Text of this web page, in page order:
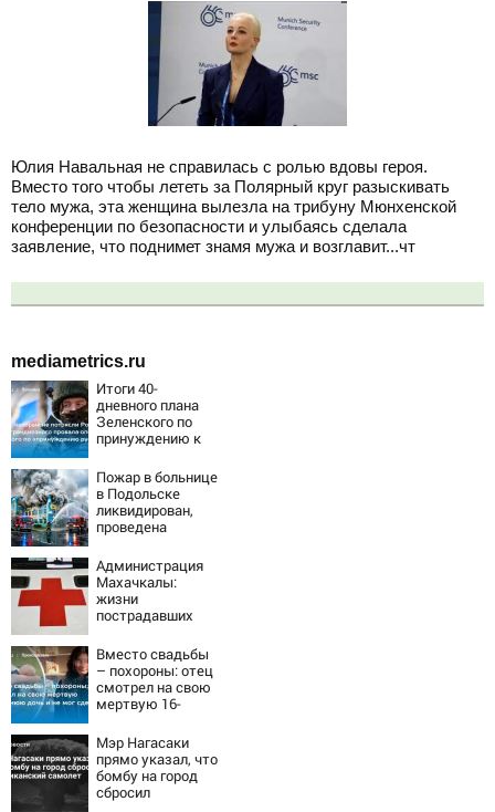
Юлия Навальная не справилась с ролью вдовы героя.
Вместо того чтобы лететь за Полярный круг разыскивать
тело мужа, эта женщина вылезла на трибуну Мюнхенской
конференции по безопасности и улыбаясь сделала
заявление, что поднимет знамя мужа и возглавит...чт
mediametrics.ru
Итоги 40-
дневного плана
Зеленского по
принуждению к
ответила Россия,
полный разбор
провала операции
Украины от
военкора Коца
Пожар в больнице
в Подольске
ликвидирован,
проведена
Администрация
Махачкалы:
жизни
пострадавших
лифта ничто не
угрожает
Вместо свадьбы
– похороны: отец
смотрел на свою
мертвую 16-
мог сдержать
слезы
Мэр Нагасаки
прямо указал, что
бомбу на город
сбросил